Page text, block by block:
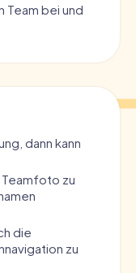
Team bei und
dann kann
zu
die
zu